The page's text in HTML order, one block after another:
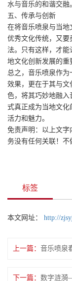
水与音乐的和谐交融
五、传承与创新
在将音乐喷泉与当地
优秀文化传统，又
法。只有这样，才
地文化创新发展的重
总之，音乐喷泉作
效果，更在于其与
色，将其巧妙地融
式真正成为当地文化
活力和魅力。
免责声明：以上文字
务没有任何关联！不
标签
本文网址： http://
上一篇：
下一篇： 数字涟漪